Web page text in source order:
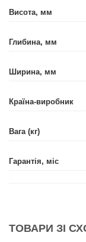
Висота, мм
Глибина, мм
Ширина, мм
Країна-виробник
Вага (кг)
Гарантія, міс
ТОВАРИ ЗІ